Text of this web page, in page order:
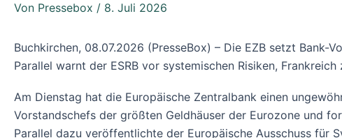
Von Pressebox / 8. Juli 2026
Buchkirchen, 08.07.2026 (PresseBox) – Die EZB setzt Bank-
Parallel warnt der ESRB vor systemischen Risiken,
Am Dienstag hat die Europäische Zentralbank einen
Vorstandschefs der größten Geldhäuser der Eurozone und
Parallel dazu veröffentlichte der Europäische Ausschuss für